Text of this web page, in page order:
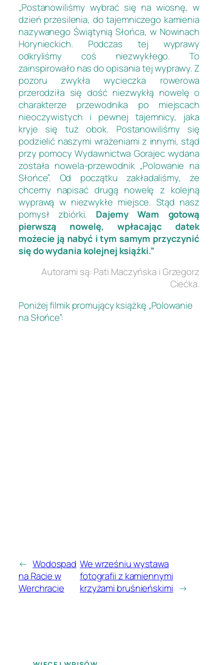
„Postanowiliśmy wybrać się na wiosnę, w
dzień przesilenia, do tajemniczego kamienia
nazywanego Świątynią Słońca, w Nowinach
Horynieckich. Podczas tej wyprawy
odkryliśmy coś niezwykłego. To
zainspirowało nas do opisania tej wyprawy. Z
pozoru zwykła wycieczka rowerowa
przerodziła się dość niezwykłą nowelę o
charakterze przewodnika po miejscach
nieoczywistych i pewnej tajemnicy, jaka
kryje się tuż obok. Postanowiliśmy się
podzielić naszymi wrażeniami z innymi, stąd
przy pomocy Wydawnictwa Gorajec wydana
została nowela-przewodnik „Polowanie na
Słońce”. Od początku zakładaliśmy, że
chcemy napisać drugą nowelę z kolejną
wyprawą w niezwykłe miejsce. Stąd nasz
pomysł zbiórki. Dajemy Wam gotową
pierwszą nowelę, wpłacając datek
możecie ją nabyć i tym samym przyczynić
się do wydania kolejnej książki.”
Autorami są: Pati Maczyńska i Grzegorz
Ciećka.
Poniżej filmik promujący książkę „Polowanie
na Słońce”:
← Wodospad
na Racie w
Werchracie
We wrześniu wystawa
fotografii z kamiennymi
krzyżami bruśnieńskimi →